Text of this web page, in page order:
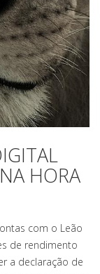
HORA
com o Leão
de rendimento
a declaração de